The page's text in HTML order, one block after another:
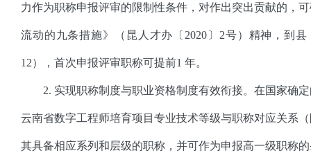
力作为职称申报评审的限制性条件，对作出突出贡献的，
流动的九条措施》（昆人才办〔2020〕2号）精神，到
12），首次申报评审职称可提前1 年。
2. 实现职称制度与职业资格制度有效衔接。在国家确
云南省数字工程师培育项目专业技术等级与职称对应关系
其具备相应系列和层级的职称，并可作为申报高一级职称